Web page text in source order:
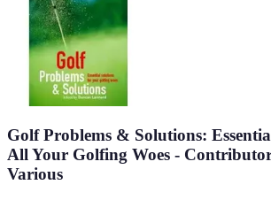
Golf Problems & Solutions:
All Your Golfing Woes -
Various